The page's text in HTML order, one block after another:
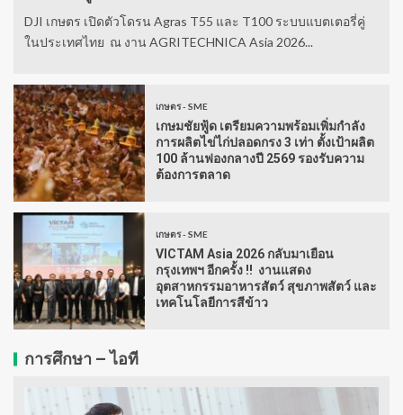
DJI เกษตร เปิดตัวโดรน Agras T55 และ T100 ระบบแบตเตอรี่คู่
ในประเทศไทย ณ งาน AGRITECHNICA Asia 2026...
เกษตร - SME
เกษมชัยฟู้ด เตรียมความพร้อมเพิ่มกำลัง
การผลิตไข่ไก่ปลอดกรง 3 เท่า ตั้งเป้าผลิต
100 ล้านฟองกลางปี 2569 รองรับความ
ต้องการตลาด
เกษตร - SME
VICTAM Asia 2026 กลับมาเยือน
กรุงเทพฯ อีกครั้ง !! งานแสดง
อุตสาหกรรมอาหารสัตว์ สุขภาพสัตว์ และ
เทคโนโลยีการสีข้าว
การศึกษา – ไอที